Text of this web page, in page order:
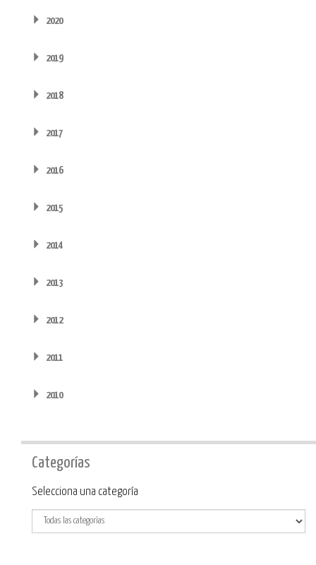
2020
2019
2018
2017
2016
2015
2014
2013
2012
2011
2010
Categorías
Categoría
Selecciona una categoría